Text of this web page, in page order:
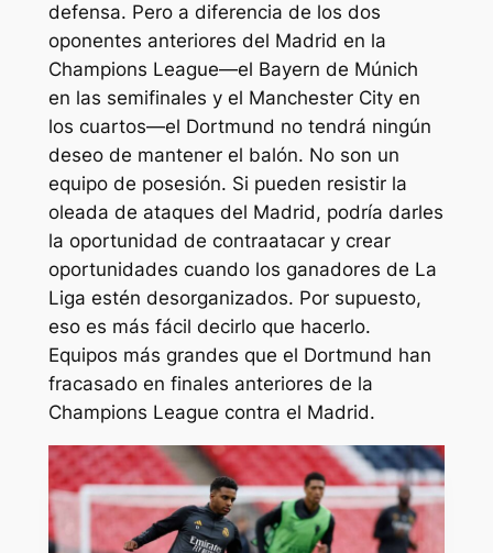
defensa. Pero a diferencia de los dos
oponentes anteriores del Madrid en la
Champions League—el Bayern de Múnich
en las semifinales y el Manchester City en
los cuartos—el Dortmund no tendrá ningún
deseo de mantener el balón. No son un
equipo de posesión. Si pueden resistir la
oleada de ataques del Madrid, podría darles
la oportunidad de contraatacar y crear
oportunidades cuando los ganadores de La
Liga estén desorganizados. Por supuesto,
eso es más fácil decirlo que hacerlo.
Equipos más grandes que el Dortmund han
fracasado en finales anteriores de la
Champions League contra el Madrid.